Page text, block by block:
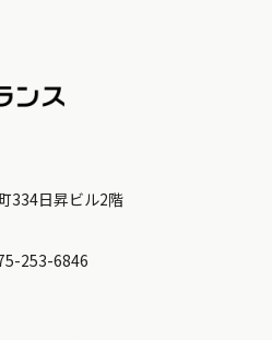
334日昇ビル2階
253-6846